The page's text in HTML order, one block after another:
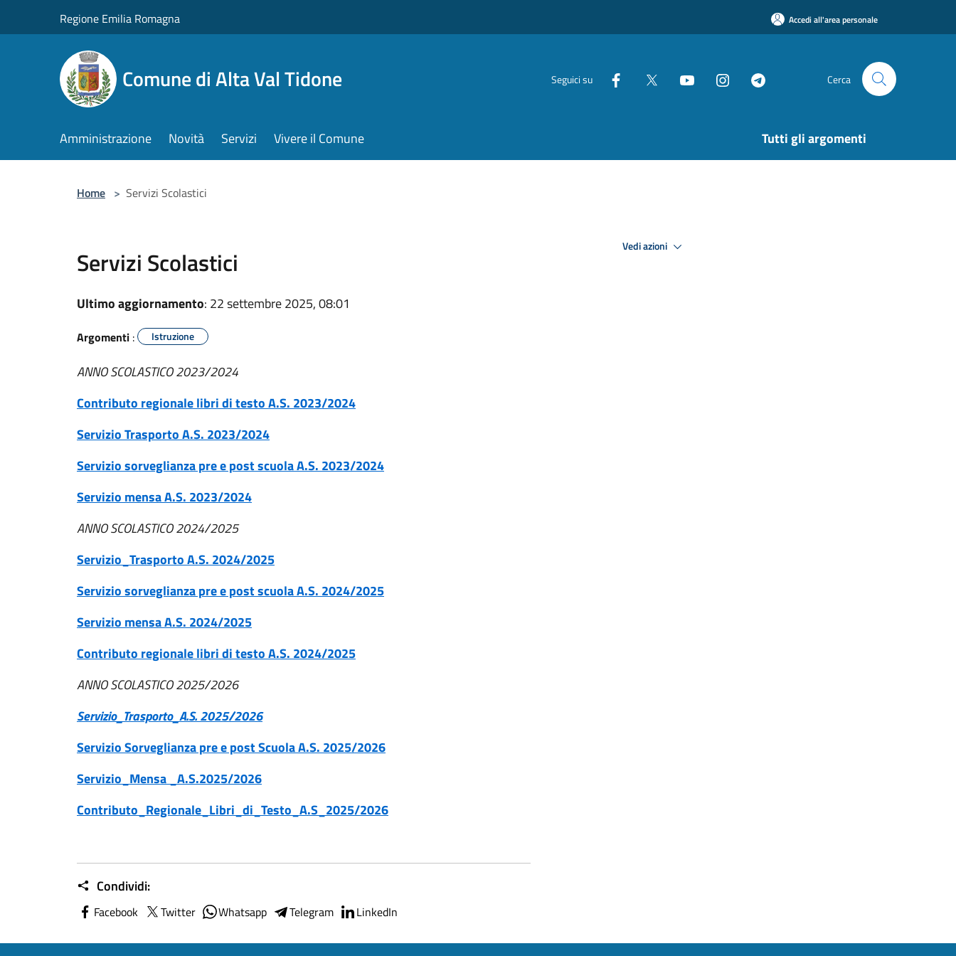
Regione Emilia Romagna Accedi all'area personale
Comune di Alta Val Tidone Seguici su Cerca
Amministrazione Novità Servizi Vivere il Comune Tutti gli argomenti
Home > Servizi Scolastici
Servizi Scolastici
Ultimo aggiornamento: 22 settembre 2025, 08:01
Argomenti : Istruzione
ANNO SCOLASTICO 2023/2024
Contributo regionale libri di testo A.S. 2023/2024
Servizio Trasporto A.S. 2023/2024
Servizio sorveglianza pre e post scuola A.S. 2023/2024
Servizio mensa A.S. 2023/2024
ANNO SCOLASTICO 2024/2025
Servizio_Trasporto A.S. 2024/2025
Servizio sorveglianza pre e post scuola A.S. 2024/2025
Servizio mensa A.S. 2024/2025
Contributo regionale libri di testo A.S. 2024/2025
ANNO SCOLASTICO 2025/2026
Servizio_Trasporto_A.S. 2025/2026
Servizio Sorveglianza pre e post Scuola A.S. 2025/2026
Servizio_Mensa _A.S.2025/2026
Contributo_Regionale_Libri_di_Testo_A.S_2025/2026
Condividi:
Facebook Twitter Whatsapp Telegram LinkedIn
Vedi azioni